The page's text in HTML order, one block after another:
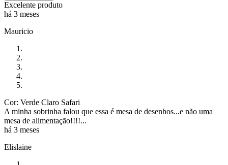
Excelente produto
há 3 meses
Mauricio
Cor: Verde Claro Safari
A minha sobrinha falou que essa é mesa de desenhos...e não uma
mesa de alimentação!!!!...
há 3 meses
Elislaine